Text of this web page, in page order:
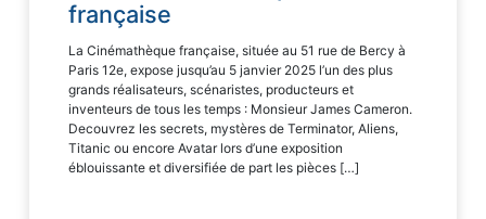
française
La Cinémathèque française, située au 51 rue de Bercy à
Paris 12e, expose jusqu’au 5 janvier 2025 l’un des plus
grands réalisateurs, scénaristes, producteurs et
inventeurs de tous les temps : Monsieur James Cameron.
Decouvrez les secrets, mystères de Terminator, Aliens,
Titanic ou encore Avatar lors d’une exposition
éblouissante et diversifiée de part les pièces […]